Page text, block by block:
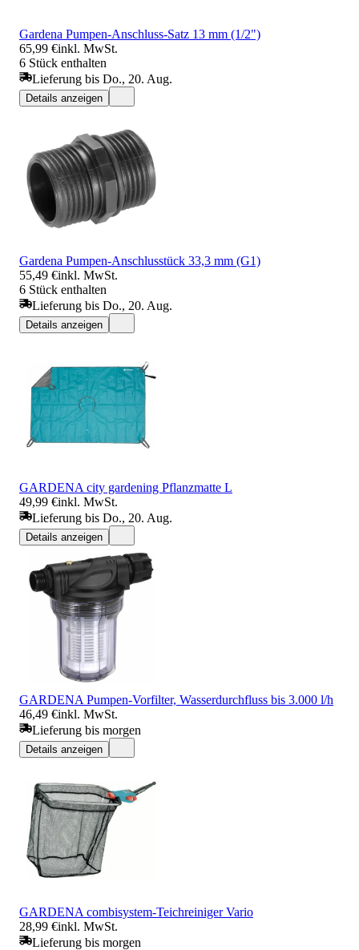
Gardena Pumpen-Anschluss-Satz 13 mm (1/2")
65,99 €inkl. MwSt.
6 Stück enthalten
Lieferung bis Do., 20. Aug.
Details anzeigen
Gardena Pumpen-Anschlusstück 33,3 mm (G1)
55,49 €inkl. MwSt.
6 Stück enthalten
Lieferung bis Do., 20. Aug.
Details anzeigen
GARDENA city gardening Pflanzmatte L
49,99 €inkl. MwSt.
Lieferung bis Do., 20. Aug.
Details anzeigen
GARDENA Pumpen-Vorfilter, Wasserdurchfluss bis 3.000 l/h
46,49 €inkl. MwSt.
Lieferung bis morgen
Details anzeigen
GARDENA combisystem-Teichreiniger Vario
28,99 €inkl. MwSt.
Lieferung bis morgen